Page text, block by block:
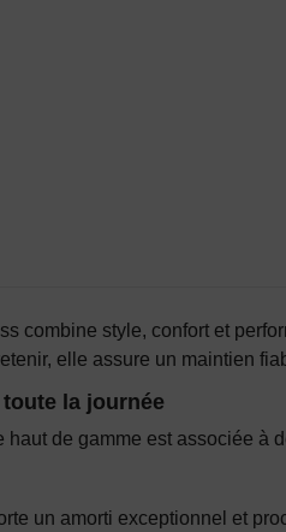
combine style, confort et
elle assure un maintien
la journée
haut de gamme est associée
un amorti exceptionnel et